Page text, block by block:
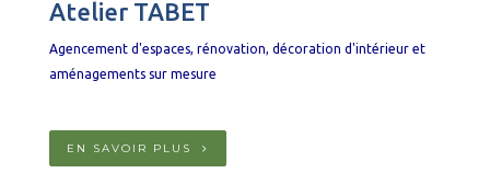
Atelier TABET
Agencement d'espaces, rénovation, décoration d'intérieur et
aménagements sur mesure
EN SAVOIR PLUS